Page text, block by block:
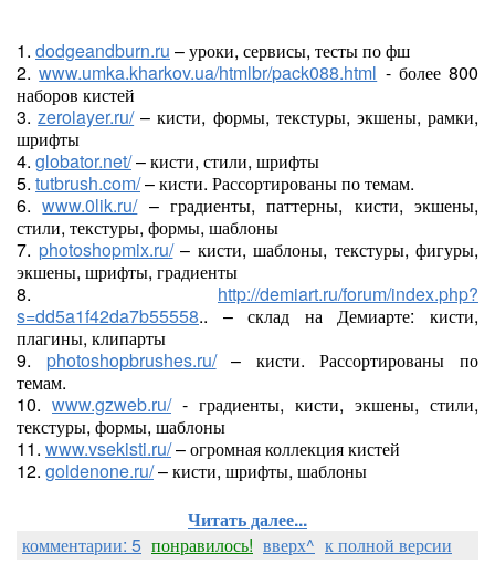
1. dodgeandburn.ru – уроки, сервисы, тесты по фш
2.www.umka.kharkov.ua/htmlbr/pack088.html - более 800
наборов кистей
3.zerolayer.ru/– кисти, формы, текстуры, экшены, рамки,
шрифты
4. globator.net/– кисти, стили, шрифты
5. tutbrush.com/– кисти. Рассортированы по темам.
6.www.0lik.ru/– градиенты, паттерны, кисти, экшены,
стили, текстуры, формы, шаблоны
7. photoshopmix.ru/– кисти, шаблоны, текстуры, фигуры,
экшены, шрифты, градиенты
8. http://demiart.ru/forum/index.php?
s=dd5a1f42da7b55558.. – склад на Демиарте: кисти,
плагины, клипарты
9. photoshopbrushes.ru/– кисти. Рассортированы по
темам.
10. www.gzweb.ru/- градиенты, кисти, экшены, стили,
текстуры, формы, шаблоны
11. www.vsekisti.ru/– огромная коллекция кистей
12. goldenone.ru/– кисти, шрифты, шаблоны
Читать далее...
комментарии: 5 понравилось! вверх^ к полной версии